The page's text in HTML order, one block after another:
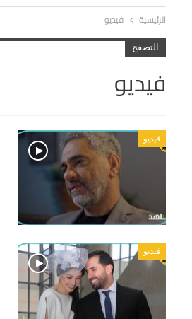
الرئيسية
فيديو
التصفح
فيديو
فيديو
فيديو